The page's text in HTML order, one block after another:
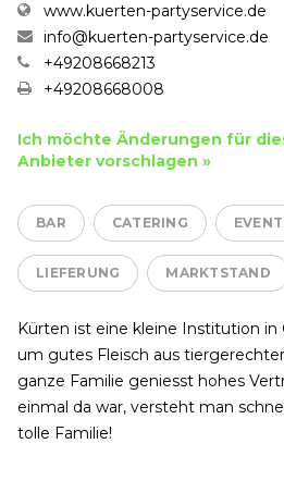
www.kuerten-partyservice.de
info@kuerten-partyservice.de
+49208668213
+49208668008
Ich möchte Änderungen für
Anbieter vorschlagen »
BAR CATERING
LIEFERUNG MARKTSTAND
Kürten ist eine kleine Institution in
um gutes Fleisch aus
ganze Familie geniesst hohes
einmal da war, versteht man
tolle Familie!